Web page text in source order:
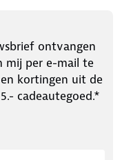
ontvangen
mij per e-mail te
kortingen uit de
cadeautegoed.*